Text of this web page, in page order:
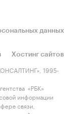
данных
Хостинг сайтов
1995-
«РБК»
информации
связи,